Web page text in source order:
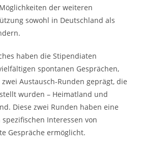
der weiteren
sowohl in Deutschland als
haben die Stipendiaten
spontanen Gesprächen,
Austausch-Runden geprägt, die
wurden – Heimatland und
Diese zwei Runden haben eine
Interessen von
Gespräche ermöglicht.